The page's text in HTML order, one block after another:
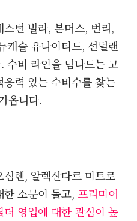
턴 빌라, 본머스, 번리,
캐슬 유나이티드, 선덜랜
수비 라인을 넘나드는 고
력 있는 수비수를 찾는
옵니다.
헨, 알렉산다르 미트로
소문이 돌고, 프리미어
영입에 대한 관심이 높